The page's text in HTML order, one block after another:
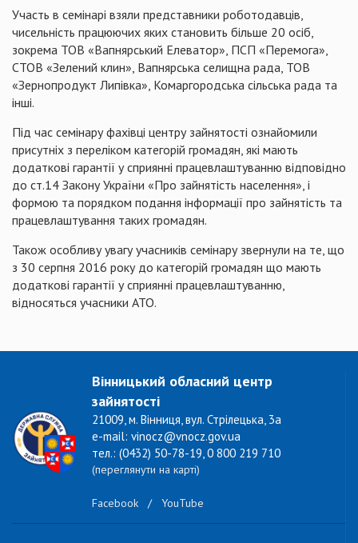
Участь в семінарі взяли представники роботодавців,
чисельність працюючих яких становить більше 20 осіб,
зокрема ТОВ «Вапнярський Елеватор», ПСП «Перемога»,
СТОВ «Зелений клин», Вапнярська селищна рада, ТОВ
«Зернопродукт Липівка», Комаргородська сільська рада та
інші.
Під час семінару фахівці центру зайнятості ознайомили
присутніх з переліком категорій громадян, які мають
додаткові гарантії у сприянні працевлаштуванню відповідно
до ст.14 Закону України «Про зайнятість населення», і
формою та порядком подання інформації про зайнятість та
працевлаштування таких громадян.
Також особливу увагу учасників семінару звернули на те, що
з 30 серпня 2016 року до категорій громадян що мають
додаткові гарантії у сприянні працевлаштуванню,
відносяться учасники АТО.
Вінницький обласний центр
зайнятості
21009, м. Вінниця, вул. Стрілецька, 3а
e-mail: vinocz@vnocz.gov.ua
тел.: (0432) 50-78-19, 0 800 219 710
(переглянути на карті)
Facebook / YouTube